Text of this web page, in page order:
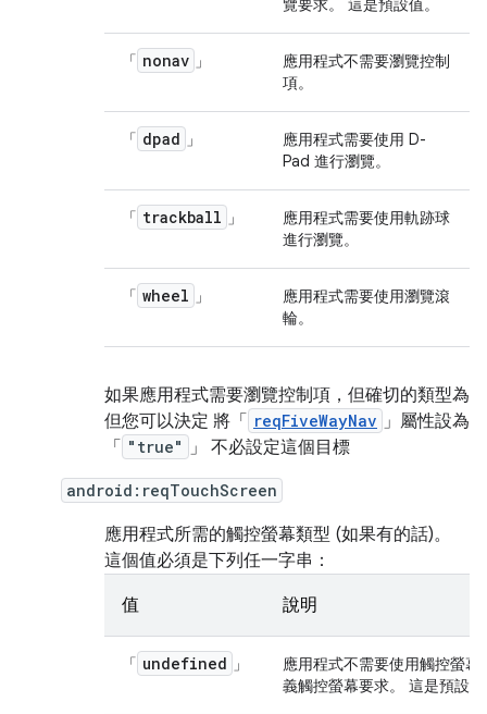
覽要求。 這是預設值。
「 nonav 」
應用程式不需要瀏覽控制
項。
「 dpad 」
應用程式需要使用 D-
Pad 進行瀏覽。
「 trackball 」
應用程式需要使用軌跡球
進行瀏覽。
「 wheel 」
應用程式需要使用瀏覽滾
輪。
如果應用程式需要瀏覽控制項，但確切的類型為
但您可以決定 將「
reqFiveWayNav 」屬性設為
「
"true" 」 不必設定這個目標
android:reqTouchScreen
應用程式所需的觸控螢幕類型 (如果有的話)。
這個值必須是下列任一字串：
值 說明
「 undefined 」
應用程式不需要使用觸控螢幕
義觸控螢幕要求。 這是預設